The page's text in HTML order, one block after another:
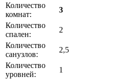
Количество
комнат:
3
Количество
спален:
2
Количество
санузлов:
2,5
Количество
уровней:
1